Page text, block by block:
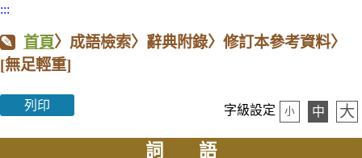
:::
首頁〉成語檢索〉辭典附錄〉修訂本參考資料〉
[無足輕重]
列印 字級設定 小 中 大
詞 語